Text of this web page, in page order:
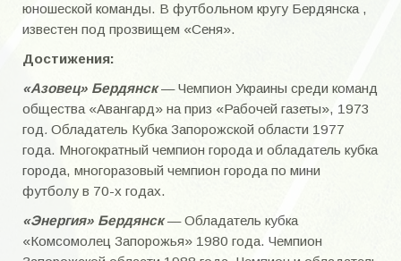
Вакуленко Валерий Ильич
Вертоградов Игорь Васильевич
Войтюк Александр Николаевич
Вырвич Александр Анатольевич
Герасименко Андрей Александрович
Голощапов Анатолий Николаевич
юношеской команды. В футбольном кругу Бердянска ,
известен под прозвищем «Сеня».
Достижения:
«Азовец» Бердянск — Чемпион Украины среди команд
общества «Авангард» на приз «Рабочей газеты», 1973
год. Обладатель Кубка Запорожской области 1977
года. Многократный чемпион города и обладатель кубка
города, многоразовый чемпион города по мини
футболу в 70-х годах.
«Энергия» Бердянск— Обладатель кубка
«Комсомолец Запорожья» 1980 года. Чемпион